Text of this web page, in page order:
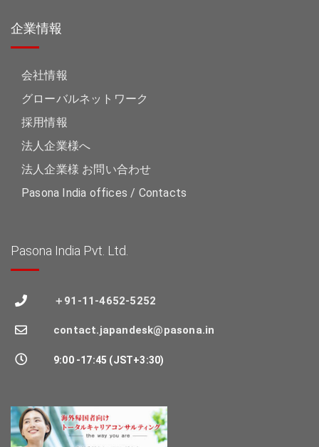
企業情報
会社情報
グローバルネットワーク
採用情報
法人企業様へ
法人企業様 お問い合わせ
Pasona India offices / Contacts
Pasona India Pvt. Ltd.
＋91-11-4652-5252
contact.japandesk@pasona.in
9:00 -17:45 (JST+3:30)